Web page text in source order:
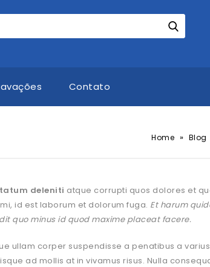
Contato
Home » Blog
deleniti atque corrupti quos dolores et
id est laborum et dolorum fuga. Et harum
quo minus id quod maxime placeat facere.
ullam corper suspendisse a penatibus a
ad mollis at in vivamus risus. Nulla